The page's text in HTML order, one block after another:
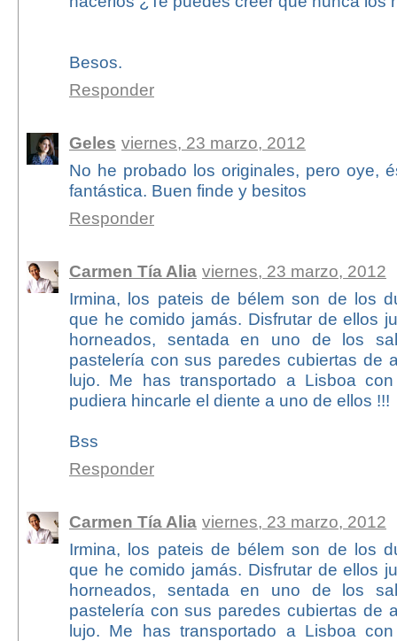
Besos.
Responder
Geles viernes, 23 marzo, 2012
No he probado los originales, pero oye,
fantástica. Buen finde y besitos
Responder
Carmen Tía Alia viernes, 23 marzo, 2012
Irmina, los pateis de bélem son de los
que he comido jamás. Disfrutar de ellos
horneados, sentada en uno de los
pastelería con sus paredes cubiertas de
lujo. Me has transportado a Lisboa
pudiera hincarle el diente a uno de ellos !!!
Bss
Responder
Carmen Tía Alia viernes, 23 marzo, 2012
Irmina, los pateis de bélem son de los
que he comido jamás. Disfrutar de ellos
horneados, sentada en uno de los
pastelería con sus paredes cubiertas de
lujo. Me has transportado a Lisboa